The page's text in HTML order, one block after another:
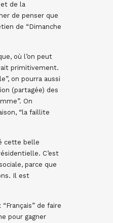
et de la
de penser que
de “Dimanche
où l’on peut
primitivement.
on pourra aussi
(partagée) des
On
“la faillite
cette belle
C’est
parce que
Il est
de faire
pour gagner